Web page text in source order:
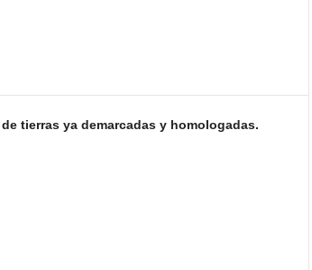
tierras ya demarcadas y homologadas.